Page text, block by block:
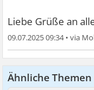
Liebe Grüße an
09.07.2025 09:34•
Ähnliche Themen